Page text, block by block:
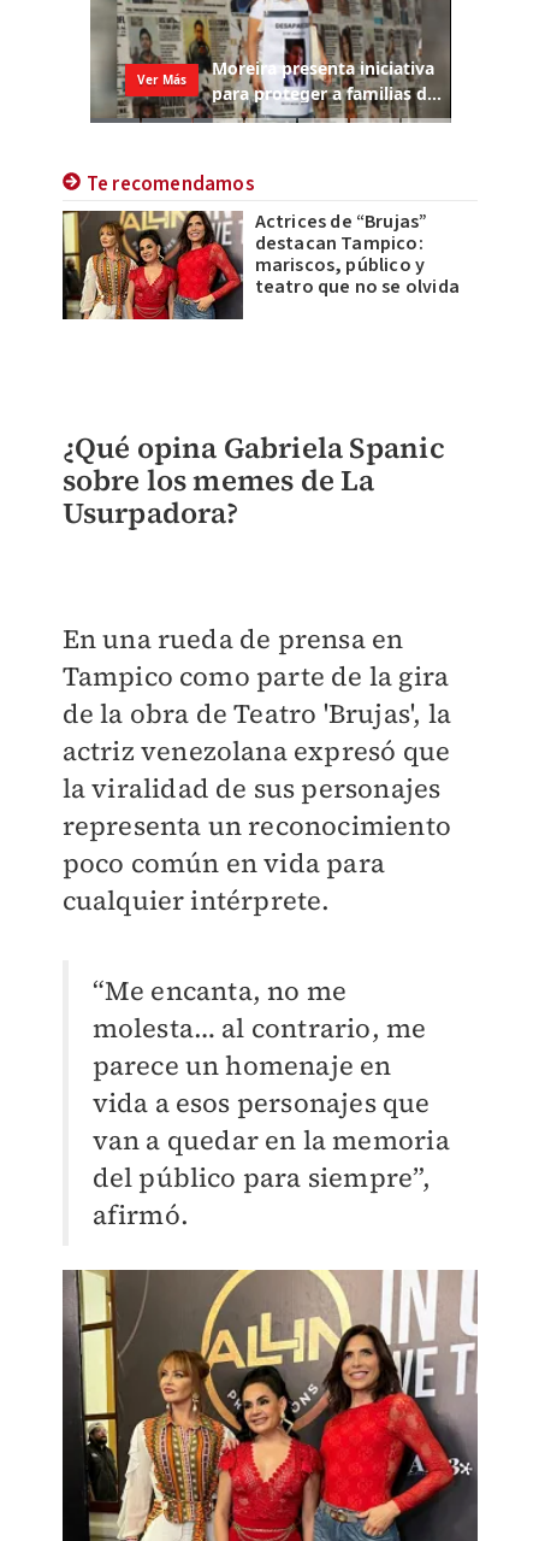
Te recomendamos
Actrices de “Brujas”
destacan Tampico:
mariscos, público y
teatro que no se olvida
¿Qué opina Gabriela Spanic
sobre los memes de La
Usurpadora?
En una rueda de prensa en
Tampico como parte de la gira
de la obra de Teatro 'Brujas', la
actriz venezolana expresó que
la viralidad de sus personajes
representa un reconocimiento
poco común en vida para
cualquier intérprete.
“Me encanta, no me
molesta… al contrario, me
parece un homenaje en
vida a esos personajes que
van a quedar en la memoria
del público para siempre”,
afirmó.